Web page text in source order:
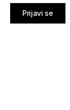
Prijavi se